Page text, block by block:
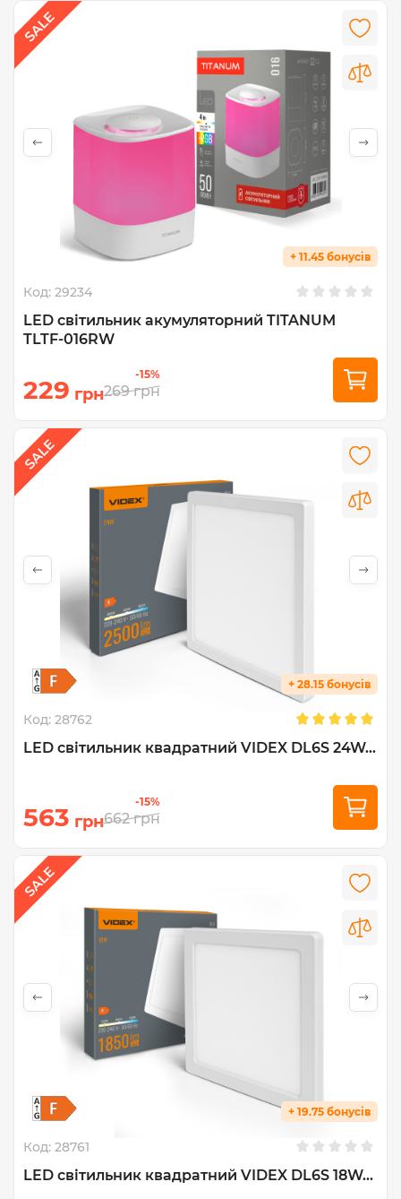
+ 11.45 бонусів
Код: 29234
LED світильник акумуляторний TITANUM
TLTF-016RW
229 грн
-15%
269 грн
+ 28.15 бонусів
Код: 28762
LED світильник квадратний VIDEX DL6S 24W...
563 грн
-15%
662 грн
+ 19.75 бонусів
Код: 28761
LED світильник квадратний VIDEX DL6S 18W...